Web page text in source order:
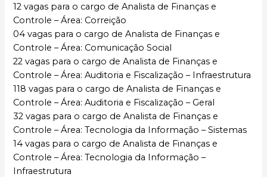
12 vagas para o cargo de Analista de Finanças e
Controle – Área: Correição
04 vagas para o cargo de Analista de Finanças e
Controle – Área: Comunicação Social
22 vagas para o cargo de Analista de Finanças e
Controle – Área: Auditoria e Fiscalização – Infraestrutura
118 vagas para o cargo de Analista de Finanças e
Controle – Área: Auditoria e Fiscalização – Geral
32 vagas para o cargo de Analista de Finanças e
Controle – Área: Tecnologia da Informação – Sistemas
14 vagas para o cargo de Analista de Finanças e
Controle – Área: Tecnologia da Informação –
Infraestrutura